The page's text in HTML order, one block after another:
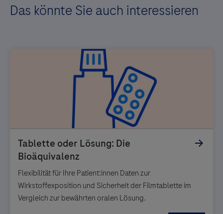
Das könnte Sie auch interessieren
Flexibilität für Ihre Patient:innen Daten zur
Wirkstoffexposition und Sicherheit der Filmtablette im
Vergleich zur bewährten oralen Lösung.